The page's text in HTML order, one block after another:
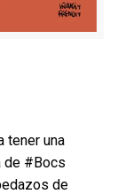
tener una
de #Bocs
de